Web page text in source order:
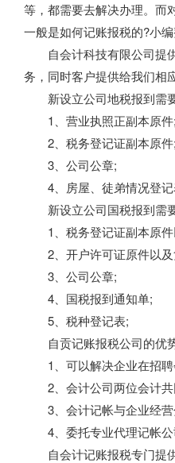
等，都需要去解决办理。而
一般是如何记账报税的?小编
自会计科技有限公司提供
务，同时客户提供给我们相
新设立公司地税报到需
1、营业执照正副本原件;
2、税务登记证副本原件;
3、公司公章;
4、房屋、徒弟情况登记
新设立公司国税报到需
1、税务登记证副本原件
2、开户许可证原件以及
3、公司公章;
4、国税报到通知单;
5、税种登记表;
自贡记账报税公司的优
1、可以解决企业在招聘
2、会计公司两位会计共
3、会计记帐与企业经营
4、委托专业代理记帐公
自会计记账报税专门提供